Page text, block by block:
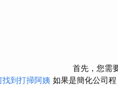
首先，您需
找到打掃阿姨 如果是簡化公司程